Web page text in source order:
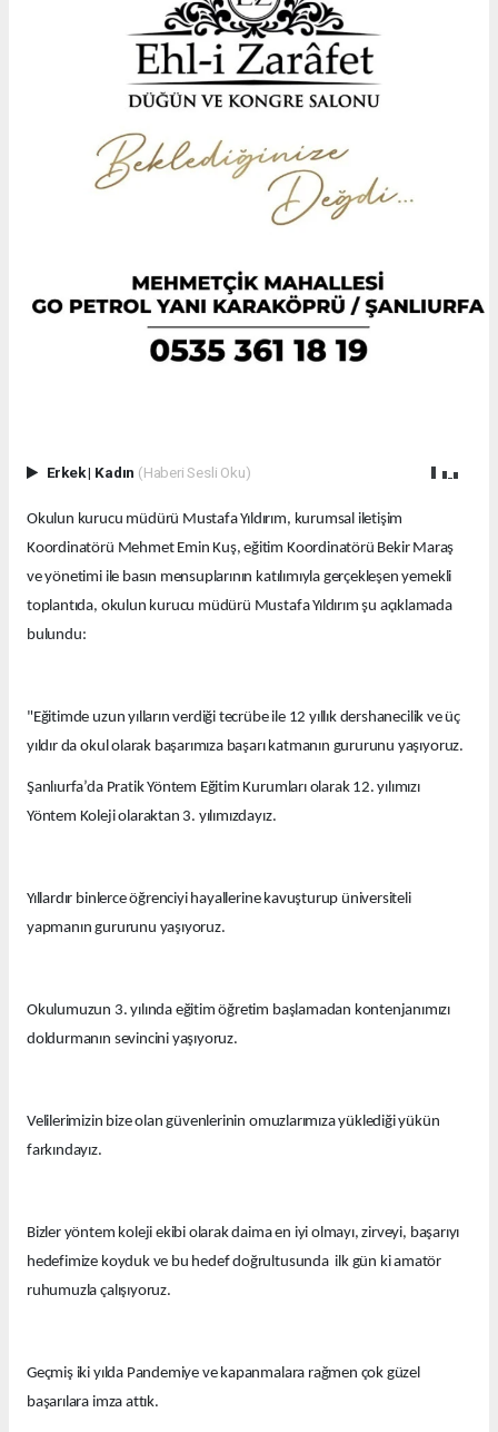
Erkek| Kadın (Haberi Sesli Oku)
Okulun kurucu müdürü Mustafa Yıldırım, kurumsal iletişim
Koordinatörü Mehmet Emin Kuş, eğitim Koordinatörü Bekir Maraş
ve yönetimi ile basın mensuplarının katılımıyla gerçekleşen yemekli
toplantıda, okulun kurucu müdürü Mustafa Yıldırım şu açıklamada
bulundu:
"Eğitimde uzun yılların verdiği tecrübe ile 12 yıllık dershanecilik ve üç
yıldır da okul olarak başarımıza başarı katmanın gururunu yaşıyoruz.
Şanlıurfa’da Pratik Yöntem Eğitim Kurumları olarak 12. yılımızı
Yöntem Koleji olaraktan 3. yılımızdayız.
Yıllardır binlerce öğrenciyi hayallerine kavuşturup üniversiteli
yapmanın gururunu yaşıyoruz.
Okulumuzun 3. yılında eğitim öğretim başlamadan kontenjanımızı
doldurmanın sevincini yaşıyoruz.
Velilerimizin bize olan güvenlerinin omuzlarımıza yüklediği yükün
farkındayız.
Bizler yöntem koleji ekibi olarak daima en iyi olmayı, zirveyi, başarıyı
hedefimize koyduk ve bu hedef doğrultusunda ilk gün ki amatör
ruhumuzla çalışıyoruz.
Geçmiş iki yılda Pandemiye ve kapanmalara rağmen çok güzel
başarılara imza attık.